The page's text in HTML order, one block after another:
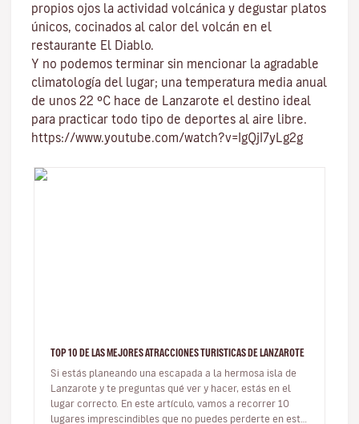
propios ojos la actividad volcánica y degustar platos
únicos, cocinados al calor del volcán en el
restaurante El Diablo.
Y no podemos terminar sin mencionar la agradable
climatología del lugar; una temperatura media anual
de unos 22 ºC hace de Lanzarote el destino ideal
para practicar todo tipo de deportes al aire libre.
https://www.youtube.com/watch?v=IgQjI7yLg2g
TOP 10 DE LAS MEJORES ATRACCIONES TURISTICAS DE LANZAROTE
Si estás planeando una escapada a la hermosa isla de
Lanzarote y te preguntas qué ver y hacer, estás en el
lugar correcto. En este artículo, vamos a recorrer 10
lugares imprescindibles que no puedes perderte en esta